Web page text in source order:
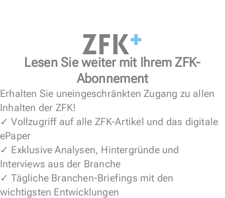
Lesen Sie weiter mit Ihrem ZFK-
Abonnement
Erhalten Sie uneingeschränkten Zugang zu allen
Inhalten der ZFK!
✓ Vollzugriff auf alle ZFK-Artikel und das digitale
ePaper
✓ Exklusive Analysen, Hintergründe und
Interviews aus der Branche
✓ Tägliche Branchen-Briefings mit den
wichtigsten Entwicklungen